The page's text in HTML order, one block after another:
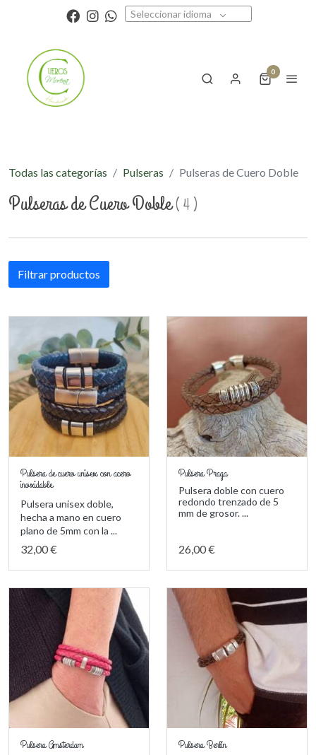
Seleccionar idioma
0
Todas las categorías Pulseras Pulseras de Cuero Doble
Pulseras de Cuero Doble(4)
Filtrar productos
Pulsera de cuero unisex con acero
inoxidable
Pulsera unisex doble,
hecha a mano en cuero
plano de 5mm con la ...
32,00 €
Pulsera Praga
Pulsera doble con cuero
redondo trenzado de 5
mm de grosor. ...
26,00 €
Pulsera Amsterdam Pulsera Berlín